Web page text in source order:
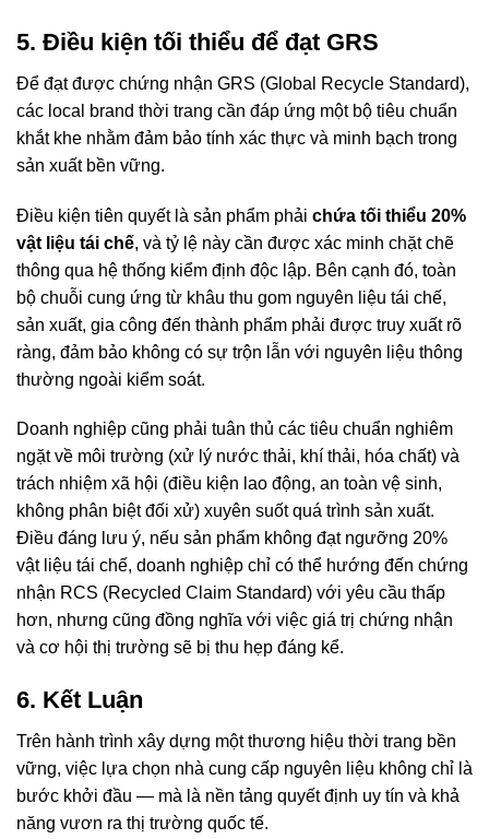
5. Điều kiện tối thiểu để đạt GRS
Để đạt được chứng nhận GRS (Global Recycle Standard),
các local brand thời trang cần đáp ứng một bộ tiêu chuẩn
khắt khe nhằm đảm bảo tính xác thực và minh bạch trong
sản xuất bền vững.
Điều kiện tiên quyết là sản phẩm phải chứa tối thiểu 20%
vật liệu tái chế, và tỷ lệ này cần được xác minh chặt chẽ
thông qua hệ thống kiểm định độc lập. Bên cạnh đó, toàn
bộ chuỗi cung ứng từ khâu thu gom nguyên liệu tái chế,
sản xuất, gia công đến thành phẩm phải được truy xuất rõ
ràng, đảm bảo không có sự trộn lẫn với nguyên liệu thông
thường ngoài kiểm soát.
Doanh nghiệp cũng phải tuân thủ các tiêu chuẩn nghiêm
ngặt về môi trường (xử lý nước thải, khí thải, hóa chất) và
trách nhiệm xã hội (điều kiện lao động, an toàn vệ sinh,
không phân biệt đối xử) xuyên suốt quá trình sản xuất.
Điều đáng lưu ý, nếu sản phẩm không đạt ngưỡng 20%
vật liệu tái chế, doanh nghiệp chỉ có thể hướng đến chứng
nhận RCS (Recycled Claim Standard) với yêu cầu thấp
hơn, nhưng cũng đồng nghĩa với việc giá trị chứng nhận
và cơ hội thị trường sẽ bị thu hẹp đáng kể.
6. Kết Luận
Trên hành trình xây dựng một thương hiệu thời trang bền
vững, việc lựa chọn nhà cung cấp nguyên liệu không chỉ là
bước khởi đầu — mà là nền tảng quyết định uy tín và khả
năng vươn ra thị trường quốc tế.